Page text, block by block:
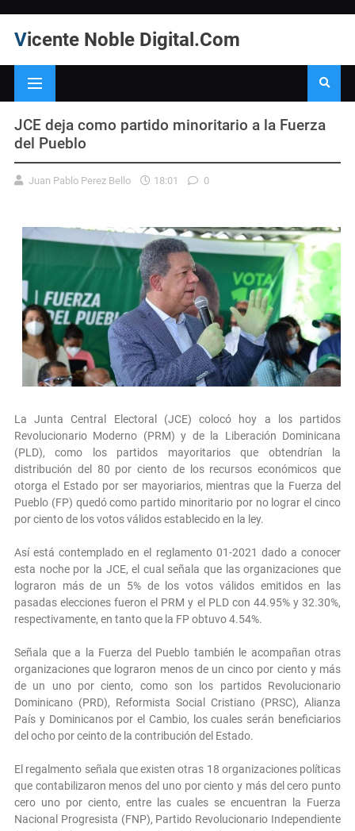
Vicente Noble Digital.Com
JCE deja como partido minoritario a la Fuerza
del Pueblo
Juan Pablo Perez Bello 18:01 0
La Junta Central Electoral (JCE) colocó hoy a los partidos
Revolucionario Moderno (PRM) y de la Liberación Dominicana
(PLD), como los partidos mayoritarios que obtendrían la
distribución del 80 por ciento de los recursos económicos que
otorga el Estado por ser mayoriarios, mientras que la Fuerza del
Pueblo (FP) quedó como partido minoritario por no lograr el cinco
por ciento de los votos válidos establecido en la ley.
Así está contemplado en el reglamento 01-2021 dado a conocer
esta noche por la JCE, el cual señala que las organizaciones que
lograron más de un 5% de los votos válidos emitidos en las
pasadas elecciones fueron el PRM y el PLD con 44.95% y 32.30%,
respectivamente, en tanto que la FP obtuvo 4.54%.
Señala que a la Fuerza del Pueblo también le acompañan otras
organizaciones que lograron menos de un cinco por ciento y más
de un uno por ciento, como son los partidos Revolucionario
Dominicano (PRD), Reformista Social Cristiano (PRSC), Alianza
País y Dominicanos por el Cambio, los cuales serán beneficiarios
del ocho por ceinto de la contribución del Estado.
El regalmento señala que existen otras 18 organizaciones políticas
que contabilizaron menos del uno por ciento y más del cero punto
cero uno por ciento, entre las cuales se encuentran la Fuerza
Nacional Progresista (FNP), Partido Revolucionario Independiente